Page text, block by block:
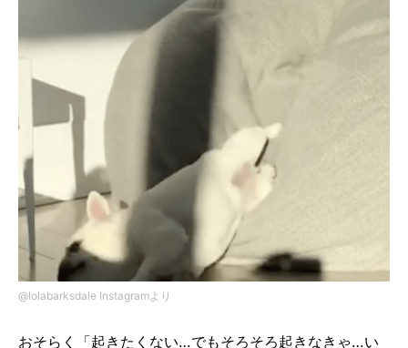
@lolabarksdale Instagramより
おそらく「起きたくない…でもそろそろ起きなきゃ…い